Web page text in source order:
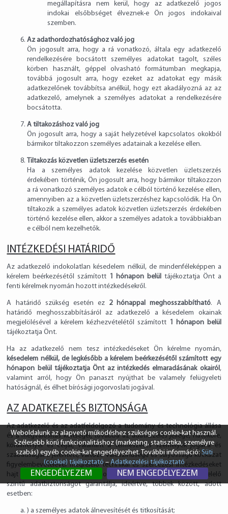
megállapításra nem kerül, hogy az adatkezelő jogos
indokai elsőbbséget élveznek-e Ön jogos indokaival
szemben.
Az adathordozhatósághoz való jog
Ön jogosult arra, hogy a rá vonatkozó, általa egy adatkezelő
rendelkezésére bocsátott személyes adatokat tagolt, széles
körben használt, géppel olvasható formátumban megkapja,
továbbá jogosult arra, hogy ezeket az adatokat egy másik
adatkezelőnek továbbítsa anélkül, hogy ezt akadályozná az az
adatkezelő, amelynek a személyes adatokat a rendelkezésére
bocsátotta.
A tiltakozáshoz való jog
Ön jogosult arra, hogy a saját helyzetével kapcsolatos okokból
bármikor tiltakozzon személyes adatainak a kezelése ellen.
Tiltakozás közvetlen üzletszerzés esetén
Ha a személyes adatok kezelése közvetlen üzletszerzés
érdekében történik, Ön jogosult arra, hogy bármikor tiltakozzon
a rá vonatkozó személyes adatok e célból történő kezelése ellen,
amennyiben az a közvetlen üzletszerzéshez kapcsolódik. Ha Ön
tiltakozik a személyes adatok közvetlen üzletszerzés érdekében
történő kezelése ellen, akkor a személyes adatok a továbbiakban
e célból nem kezelhetők.
INTÉZKEDÉSI HATÁRIDŐ
Az adatkezelő indokolatlan késedelem nélkül, de mindenféleképpen a
kérelem beérkezésétől számított 1 hónapon belültájékoztatja Önt a
fenti kérelmek nyomán hozott intézkedésekről.
A határidő szükség esetén ez 2 hónappal meghosszabbítható. A
határidő meghosszabbításáról az adatkezelő a késedelem okainak
megjelölésével a kérelem kézhezvételétől számított 1 hónapon belül
tájékoztatja Önt.
Ha az adatkezelő nem tesz intézkedéseket Ön kérelme nyomán,
késedelem nélkül, de legkésőbb a kérelem beérkezésétől számított egy
hónapon belül tájékoztatja Önt az intézkedés elmaradásának okairól,
valamint arról, hogy Ön panaszt nyújthat be valamely felügyeleti
hatóságnál, és élhet bírósági jogorvoslati jogával.
AZ ADATKEZELÉS BIZTONSÁGA
Az adatkezelő és az adatfeldolgozó a tudomány és technológia állása
és a megvalósítás költségei, továbbá az adatkezelés jellege, hatóköre,
körülményei és céljai, valamint a természetes személyek jogaira és
szabadságaira jelentett, változó valószínűségű és súlyosságú kockázat
figyelembevételével megfelelő technikai és szervezési intézkedéseket
hajt végre annak érdekében, hogy a kockázat mértékének megfelelő
szintű adatbiztonságot garantálja, ideértve, többek között, adott
esetben:
) a személyes adatok álnevesítését és titkosítását;
Weboldalunk az alapvető működéshez szükséges cookie-kat használ.
Szélesebb körű funkcionalitáshoz (marketing, statisztika, személyre
szabás) egyéb cookie-kat engedélyezhet. További információ:Süti
(cookie) tájékoztató–Adatkezelési tájékoztató
ENGEDÉLYEZEM NEM ENGEDÉLYEZEM